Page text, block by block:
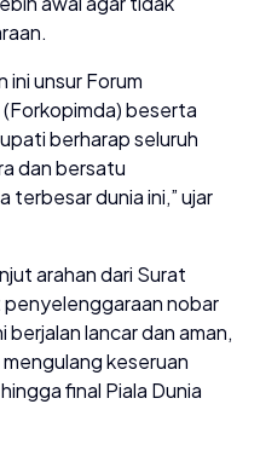
ini unsur Forum
(Forkopimda) beserta
berharap seluruh
dan bersatu
dunia ini,” ujar
arahan dari Surat
nobar
berjalan lancar dan aman,
keseruan
final Piala Dunia